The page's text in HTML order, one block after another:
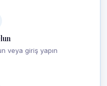
veya giriş yapın